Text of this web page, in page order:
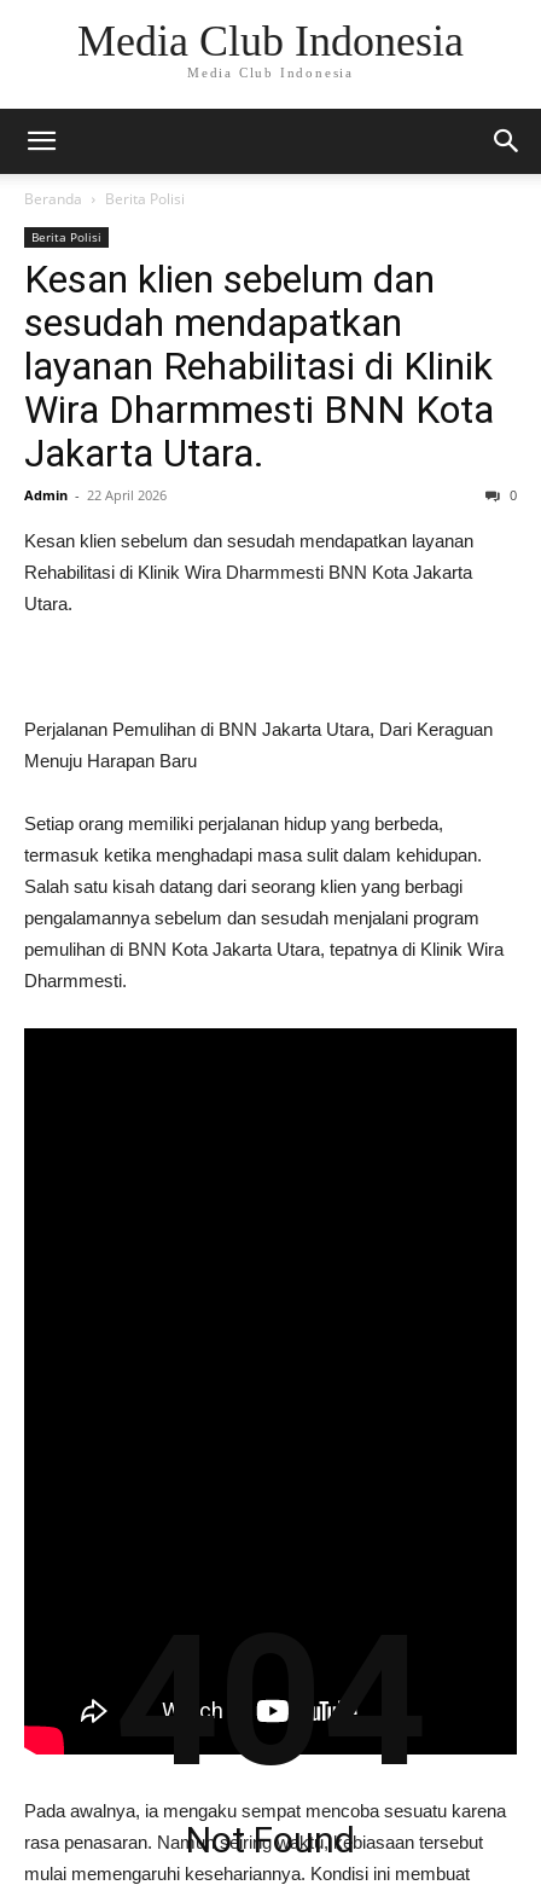
Media Club Indonesia
Media Club Indonesia
Beranda Berita Polisi
Berita Polisi
Kesan klien sebelum dan
sesudah mendapatkan
layanan Rehabilitasi di Klinik
Wira Dharmmesti BNN Kota
Jakarta Utara.
Admin - 22 April 2026 0
Kesan klien sebelum dan sesudah mendapatkan layanan
Rehabilitasi di Klinik Wira Dharmmesti BNN Kota Jakarta
Utara.
Perjalanan Pemulihan di BNN Jakarta Utara, Dari Keraguan
Menuju Harapan Baru
Setiap orang memiliki perjalanan hidup yang berbeda,
termasuk ketika menghadapi masa sulit dalam kehidupan.
Salah satu kisah datang dari seorang klien yang berbagi
pengalamannya sebelum dan sesudah menjalani program
pemulihan di BNN Kota Jakarta Utara, tepatnya di Klinik Wira
Dharmmesti.
Pada awalnya, ia mengaku sempat mencoba sesuatu karena
rasa penasaran. Namun seiring waktu, kebiasaan tersebut
mulai memengaruhi kesehariannya. Kondisi ini membuat
404
Not Found